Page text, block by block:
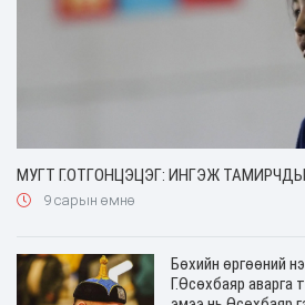
МУГТ Г.ОТГОНЦЭЦЭГ: ИНГЭЖ
9 сарын өмнө
Бөхийн өргөөний
Г.Өсөхбаяр аварга